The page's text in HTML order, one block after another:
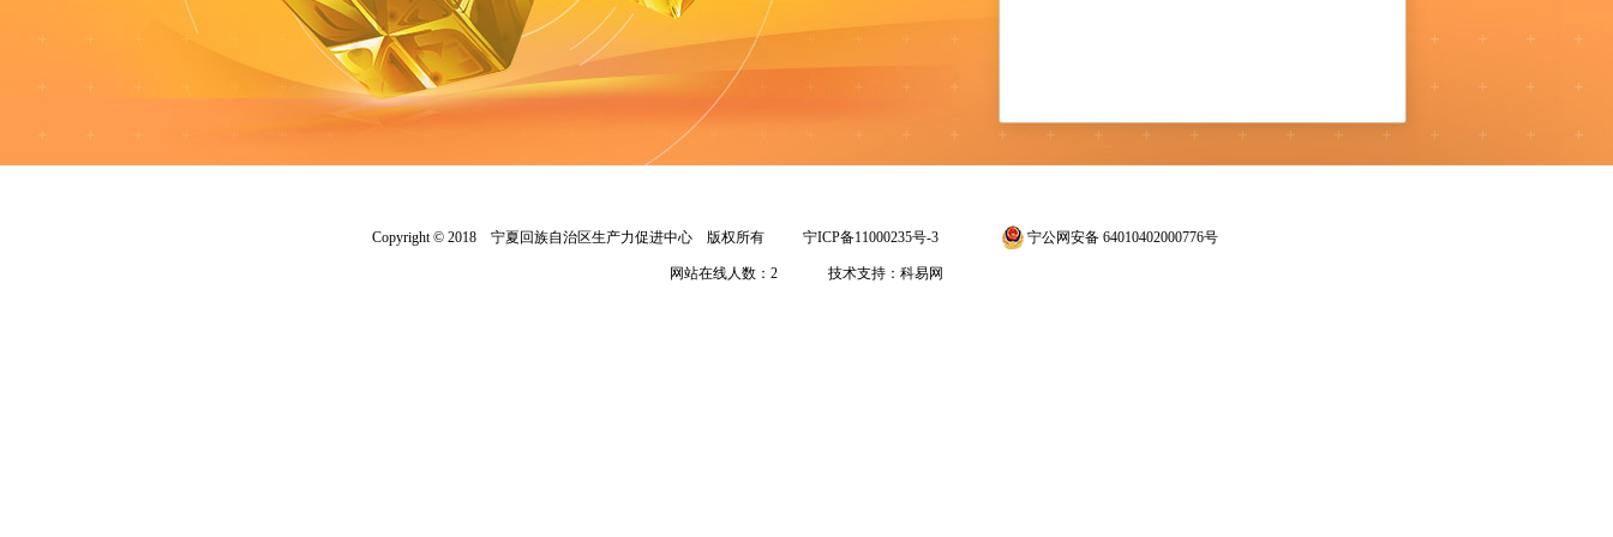
Copyright © 2018 宁夏回族自治区生产力促进中心 版权所有 宁ICP备11000235号-3 宁公网安备 64010402000776号
网站在线人数： 2 技术支持：科易网